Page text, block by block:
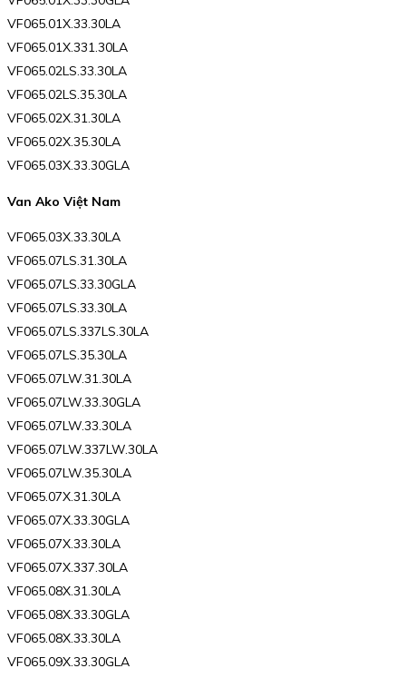
VF065.01X.33.30LA
VF065.01X.331.30LA
VF065.02LS.33.30LA
VF065.02LS.35.30LA
VF065.02X.31.30LA
VF065.02X.35.30LA
VF065.03X.33.30GLA
Van Ako Việt Nam
VF065.03X.33.30LA
VF065.07LS.31.30LA
VF065.07LS.33.30GLA
VF065.07LS.33.30LA
VF065.07LS.337LS.30LA
VF065.07LS.35.30LA
VF065.07LW.31.30LA
VF065.07LW.33.30GLA
VF065.07LW.33.30LA
VF065.07LW.337LW.30LA
VF065.07LW.35.30LA
VF065.07X.31.30LA
VF065.07X.33.30GLA
VF065.07X.33.30LA
VF065.07X.337.30LA
VF065.08X.31.30LA
VF065.08X.33.30GLA
VF065.08X.33.30LA
VF065.09X.33.30GLA